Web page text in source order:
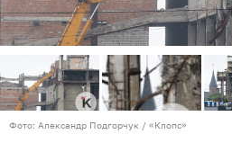
Фото: Александр Подгорчук / «Клопс»